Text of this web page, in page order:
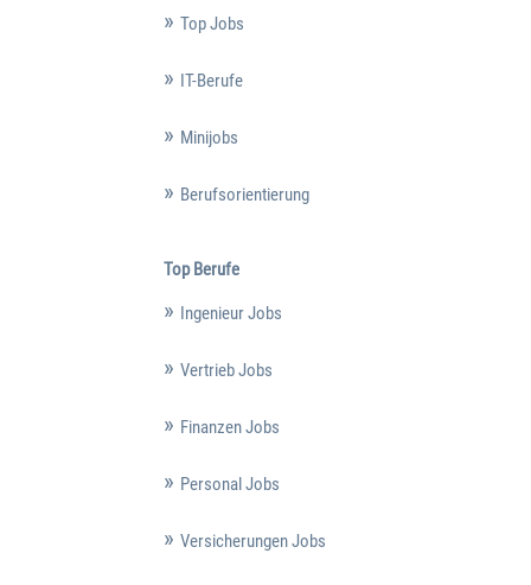
Top Jobs
IT-Berufe
Minijobs
Berufsorientierung
Top Berufe
Ingenieur Jobs
Vertrieb Jobs
Finanzen Jobs
Personal Jobs
Versicherungen Jobs